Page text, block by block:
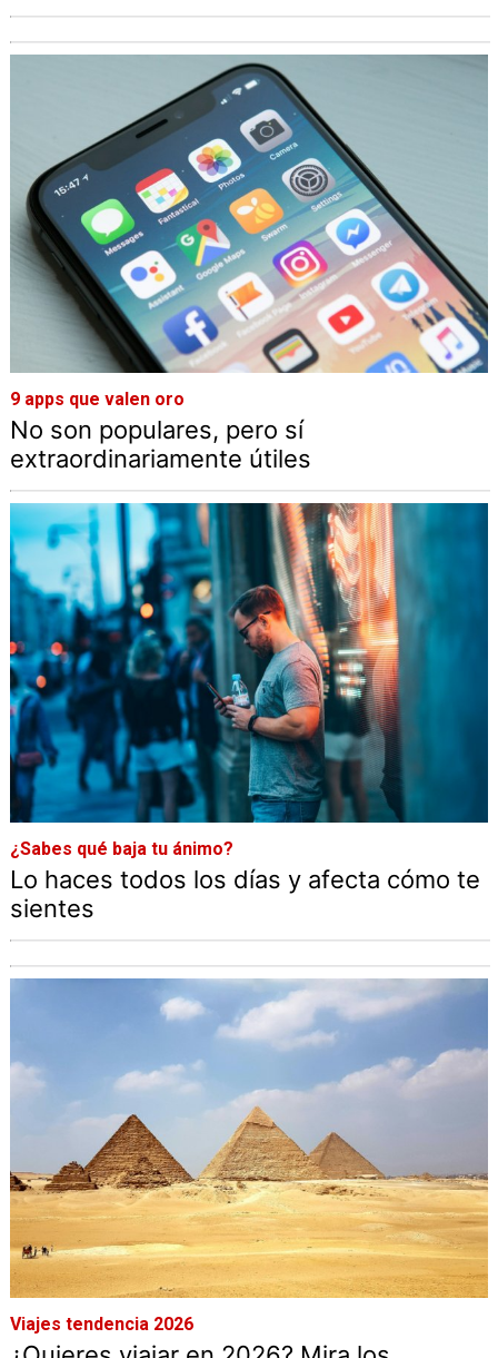
9 apps que valen oro
No son populares, pero sí
extraordinariamente útiles
¿Sabes qué baja tu ánimo?
Lo haces todos los días y afecta cómo te
sientes
Viajes tendencia 2026